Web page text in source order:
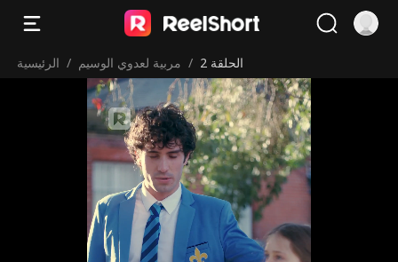
الرئيسية / مربية لعدوي الوسيم / الحلقة 2